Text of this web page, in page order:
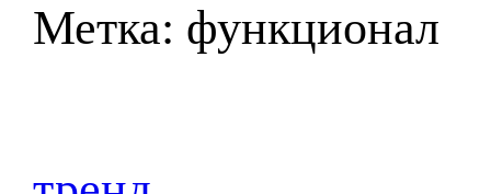
Метка: функционал